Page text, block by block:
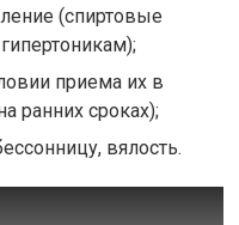
(спиртовые
приема их в
ранних сроках);
вялость.